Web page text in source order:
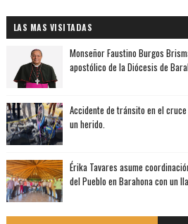
LAS MAS VISITADAS
Monseñor Faustino Burgos
apostólico de la Diócesis de
Accidente de tránsito en el
un herido.
Érika Tavares asume
del Pueblo en Barahona con un